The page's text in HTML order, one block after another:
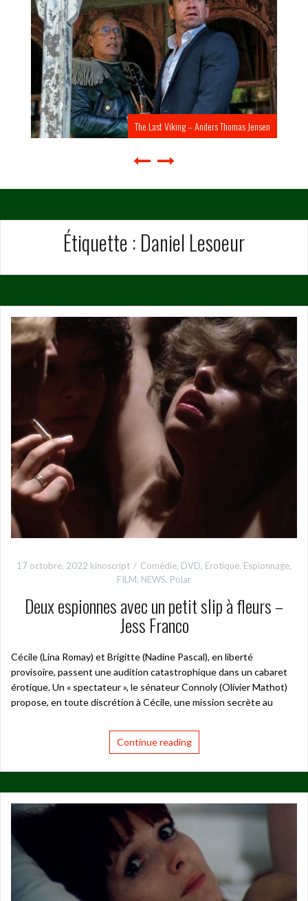
The Last Viking – Anders Thomas Jensen
Étiquette : Daniel Lesoeur
17 octobre, 2022 kinoscript Comédie, DVD, Erotique, Espionnage,
FILM, NEWS, Polar
Deux espionnes avec un petit slip à fleurs –
Jess Franco
Cécile (Lina Romay) et Brigitte (Nadine Pascal), en liberté
provisoire, passent une audition catastrophique dans un cabaret
érotique. Un « spectateur », le sénateur Connoly (Olivier Mathot)
propose, en toute discrétion à Cécile, une mission secrète au
Continue reading